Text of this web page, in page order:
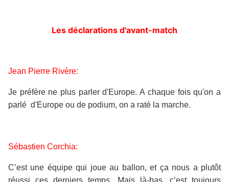
Les déclarations d'avant-match
Jean Pierre Rivère:
Je préfère ne plus parler d'Europe. A chaque fois qu'on a
parlé d'Europe ou de podium, on a raté la marche.
Sébastien Corchia:
C’est une équipe qui joue au ballon, et ça nous a plutôt